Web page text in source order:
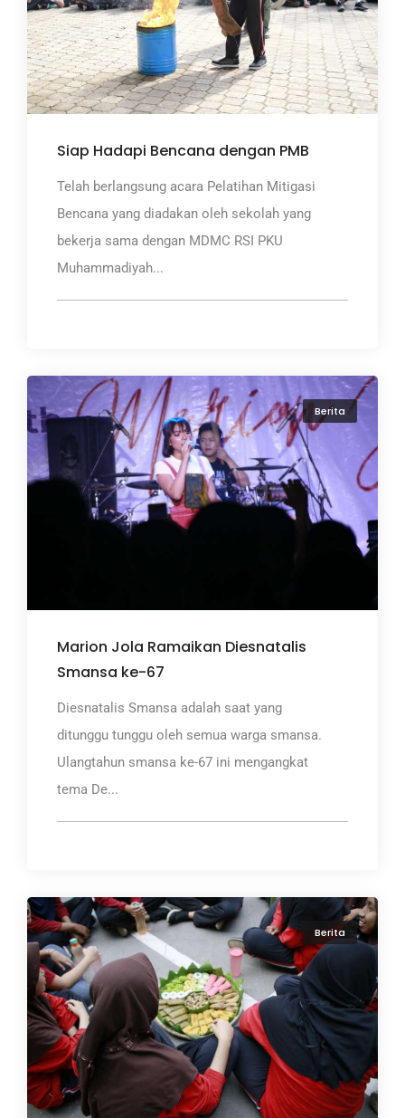
Siap Hadapi Bencana dengan PMB
Telah berlangsung acara Pelatihan Mitigasi
Bencana yang diadakan oleh sekolah yang
bekerja sama dengan MDMC RSI PKU
Muhammadiyah...
Berita
Marion Jola Ramaikan Diesnatalis
Smansa ke-67
Diesnatalis Smansa adalah saat yang
ditunggu tunggu oleh semua warga smansa.
Ulangtahun smansa ke-67 ini mengangkat
tema De...
Berita